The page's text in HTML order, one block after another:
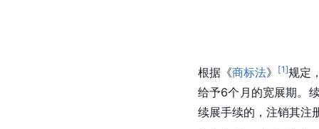
根据《商标法》 [1]规定
给予6个月的宽展期。
续展手续的，注销其注